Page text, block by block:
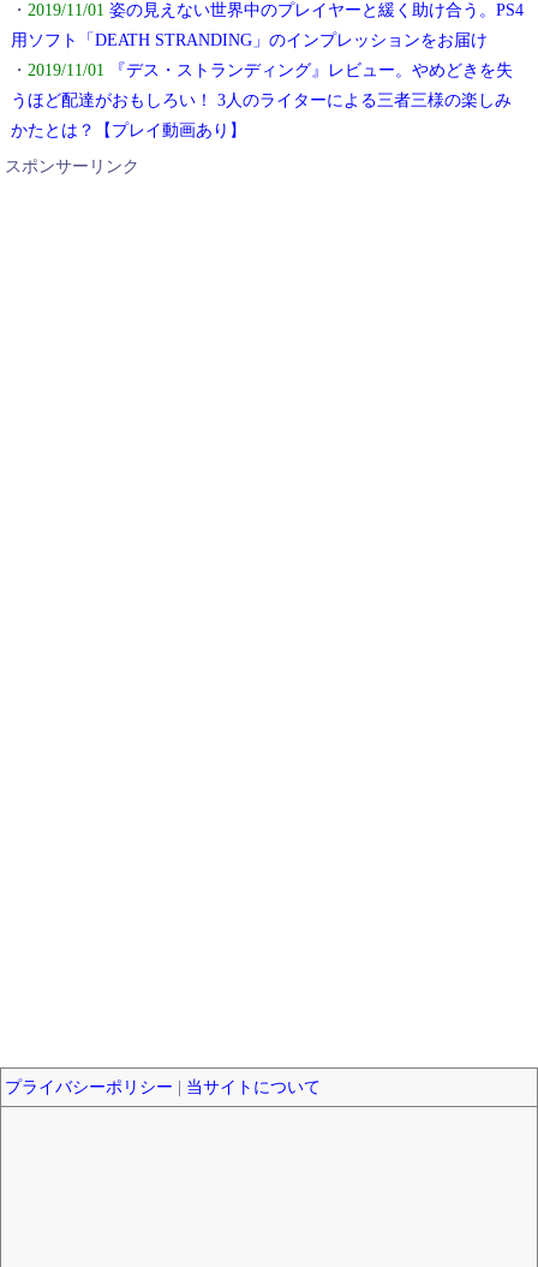
・ 2019/11/01 姿の見えない世界中のプレイヤーと緩く助け合う。PS4
用ソフト「DEATH STRANDING」のインプレッションをお届け
・ 2019/11/01 『デス・ストランディング』レビュー。やめどきを失
うほど配達がおもしろい！ 3人のライターによる三者三様の楽しみ
かたとは？【プレイ動画あり】
スポンサーリンク
プライバシーポリシー 当サイトについて